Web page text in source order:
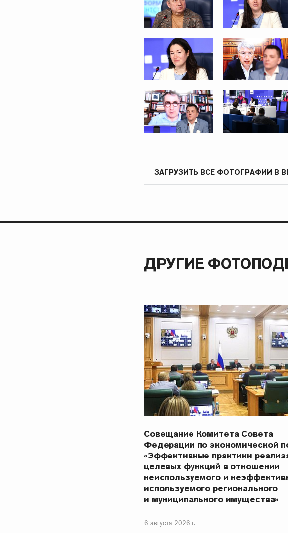
ЗАГРУЗИТЬ ВСЕ ФОТОГРАФИИ В
ДРУГИЕ
Совещание Комитета Совета
Федерации по экономической
«Эффективные практики
целевых функций в отношении
неиспользуемого и
используемого регионального
и муниципального имущества»
6 августа 2026 г.